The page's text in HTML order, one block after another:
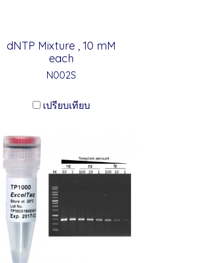
dNTP Mixture , 10 mM
each
N002S
เปรียบเทียบ